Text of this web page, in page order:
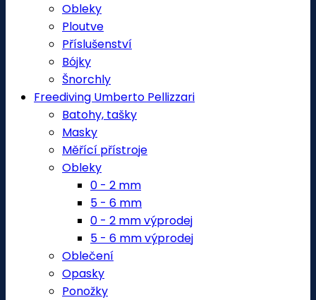
Obleky
Ploutve
Příslušenství
Bójky
Šnorchly
Freediving Umberto Pellizzari
Batohy, tašky
Masky
Měřící přístroje
Obleky
0 - 2 mm
5 - 6 mm
0 - 2 mm výprodej
5 - 6 mm výprodej
Oblečení
Opasky
Ponožky